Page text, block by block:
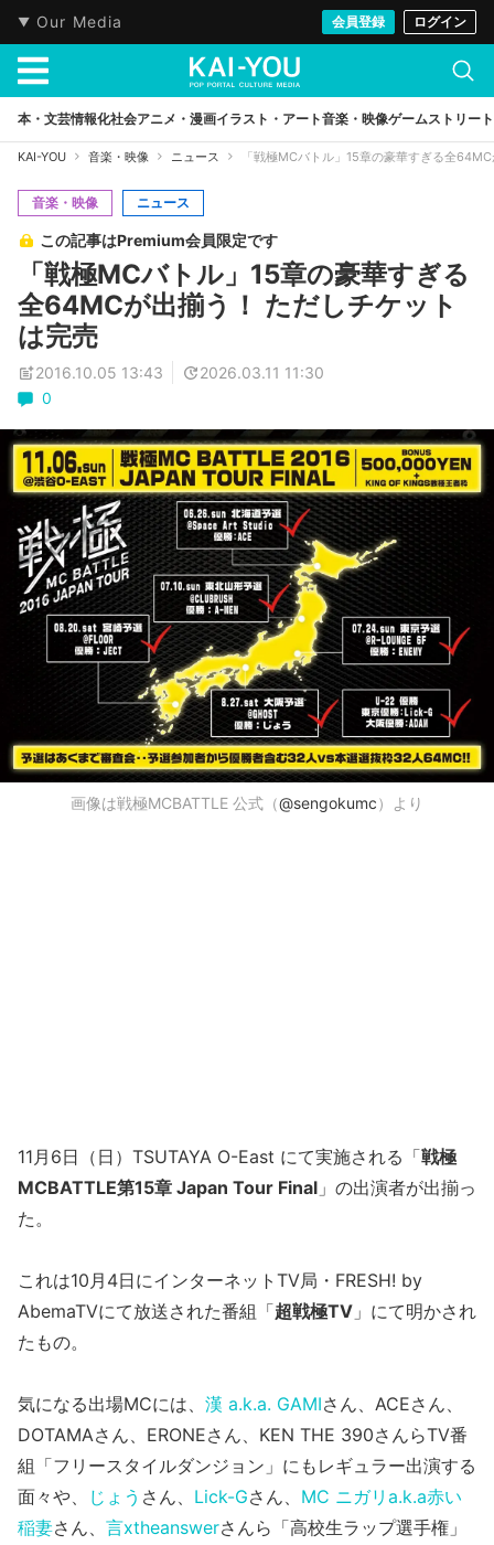
Our Media 会員登録 ログイン
本・文芸情報化社会アニメ・漫画イラスト・アート音楽・映像ゲームストリート
KAI-YOU 音楽・映像 ニュース 「戦極MCバトル」15章の豪華すぎる全
音楽・映像 ニュース
この記事はPremium会員限定です
「戦極MCバトル」15章の豪華すぎる
全64MCが出揃う！ ただしチケット
は完売
2016.10.05 13:43
2026.03.11 11:30
0
画像は戦極MCBATTLE 公式（@sengokumc）より
11月6日（日）TSUTAYA O-East にて実施される「戦極
MCBATTLE第15章 Japan Tour Final 」の出演者が出揃っ
た。
これは10月4日にインターネットTV局・FRESH! by
AbemaTVにて放送された番組「超戦極TV 」にて明かされ
たもの。
気になる出場MCには、 漢 a.k.a. GAMIさん、ACEさん、
DOTAMAさん、ERONEさん、KEN THE 390さんらTV番
組「フリースタイルダンジョン」にもレギュラー出演する
面々や、
じょう さん、 Lick-Gさん、 MC ニガリa.k.a赤い
稲妻さん、 言xtheanswerさんら「高校生ラップ選手権」